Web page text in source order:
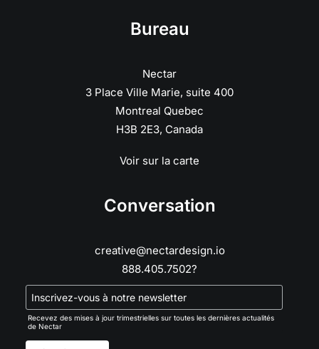
Bureau
Nectar
3 Place Ville Marie, suite 400
Montreal Quebec
H3B 2E3, Canada
Voir sur la carte
Conversation
creative@nectardesign.io
888.405.7502?
Recevez des mises à jour trimestrielles sur toutes les dernières actualités
de Nectar